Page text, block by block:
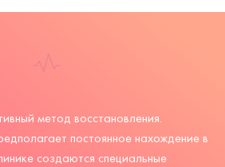
метод восстановления.
постоянное нахождение в
создаются специальные